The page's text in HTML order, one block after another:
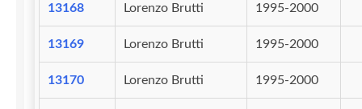
13168 Lorenzo Brutti 1995-2000
13169 Lorenzo Brutti 1995-2000
13170 Lorenzo Brutti 1995-2000